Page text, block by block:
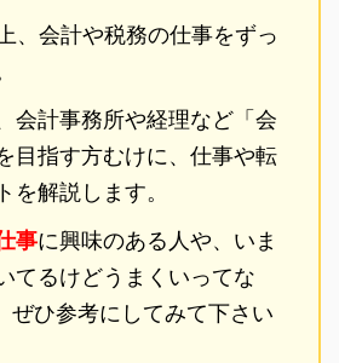
、会計や税務の仕事をずっ
会計事務所や経理など「会
目指す方むけに、仕事や転
を解説します。
事に興味のある人や、いま
てるけどうまくいってな
ぜひ参考にしてみて下さい